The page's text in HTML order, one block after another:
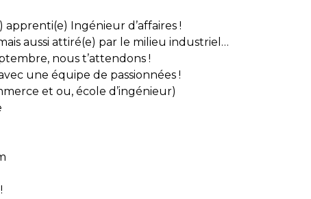
Ingénieur d’affaires !
aussi attiré(e) par le milieu industriel…
nous t’attendons !
une équipe de passionnées !
et ou, école d’ingénieur)